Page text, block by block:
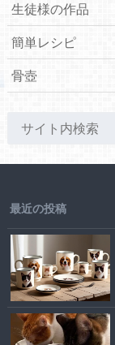
生徒様の作品
簡単レシピ
骨壺
最近の投稿